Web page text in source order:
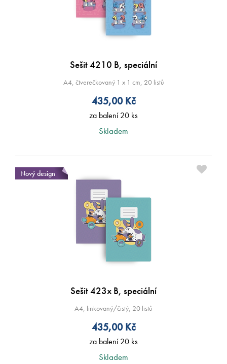
Sešit 4210 B, speciální
A4, čtverečkovaný 1 x 1 cm, 20 listů
435,00Kč
za balení 20 ks
Skladem
Nový design
Sešit 423x B, speciální
A4, linkovaný/čistý, 20 listů
435,00Kč
za balení 20 ks
Skladem